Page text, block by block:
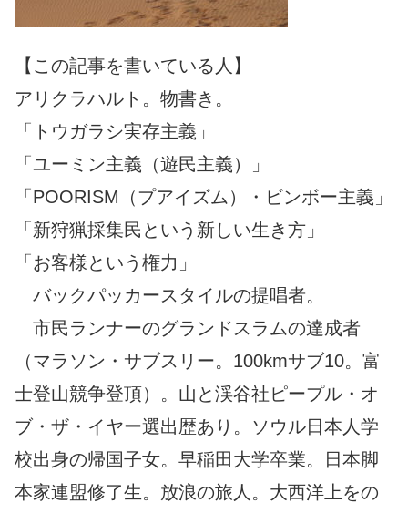
【この記事を書いている人】
アリクラハルト。物書き。
「トウガラシ実存主義」
「ユーミン主義（遊民主義）」
「POORISM（プアイズム）・ビンボー主義」
「新狩猟採集民という新しい生き方」
「お客様という権力」
バックパッカースタイルの提唱者。
市民ランナーのグランドスラムの達成者
（マラソン・サブスリー。100kmサブ10。富
士登山競争登頂）。山と渓谷社ピープル・オ
ブ・ザ・イヤー選出歴あり。ソウル日本人学
校出身の帰国子女。早稲田大学卒業。日本脚
本家連盟修了生。放浪の旅人。大西洋上をの